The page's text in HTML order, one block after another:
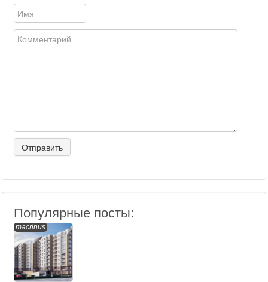
Популярные посты:
macrinus